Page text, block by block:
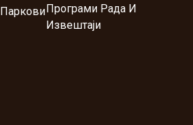
Програми Рада И
Извештаји